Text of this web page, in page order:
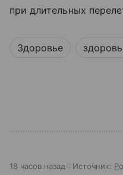
при длительных
Здоровье
18 часов назад Источник: